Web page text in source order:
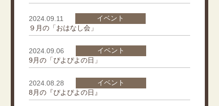
2024.09.11
イベント
９月の「おはなし会」
2024.09.06
イベント
9月の「ぴよぴよの日」
2024.08.28
イベント
8月の『ぴよぴよの日』